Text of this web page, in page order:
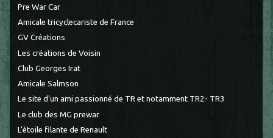
Pre War Car
Amicale tricyclecariste de France
GV Créations
Les créations de Voisin
Club Georges Irat
Amicale Salmson
Le site d'un ami passionné de TR et notamment TR2- TR3
Le club des MG prewar
L'étoile filante de Renault